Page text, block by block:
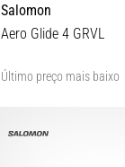
Salomon
Aero Glide 4 GRVL
Último preço mais baixo